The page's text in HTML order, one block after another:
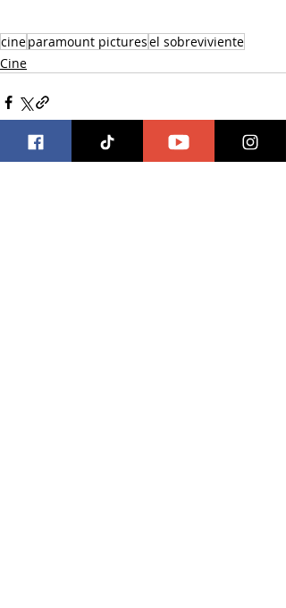
cineparamount picturesel sobreviviente
Cine